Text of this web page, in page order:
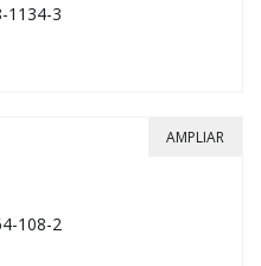
1134-3
108-2
AMPLIAR